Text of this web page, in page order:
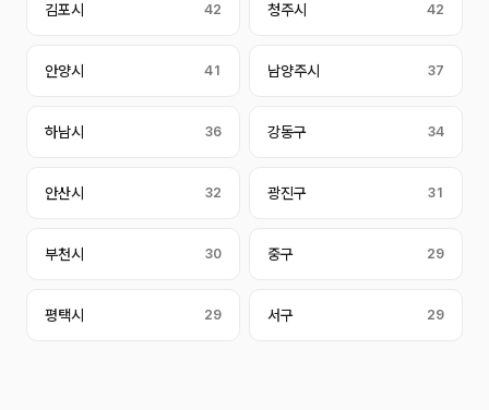
김포시 42 청주시 42
안양시 41 남양주시 37
하남시 36 강동구 34
안산시 32 광진구 31
부천시 30 중구 29
평택시 29 서구 29